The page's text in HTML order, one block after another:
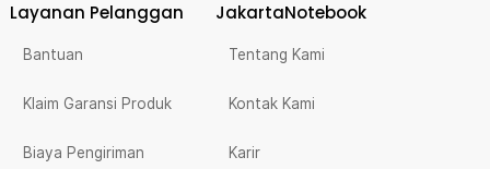
Layanan Pelanggan
Bantuan
Klaim Garansi Produk
Biaya Pengiriman
JakartaNotebook
Tentang Kami
Kontak Kami
Karir